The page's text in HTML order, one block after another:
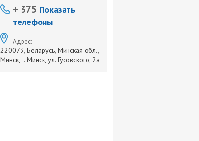
+ 375 Показать
телефоны
Адрес:
220073, Беларусь, Минская обл.,
Минск, г. Минск, ул. Гусовского, 2а